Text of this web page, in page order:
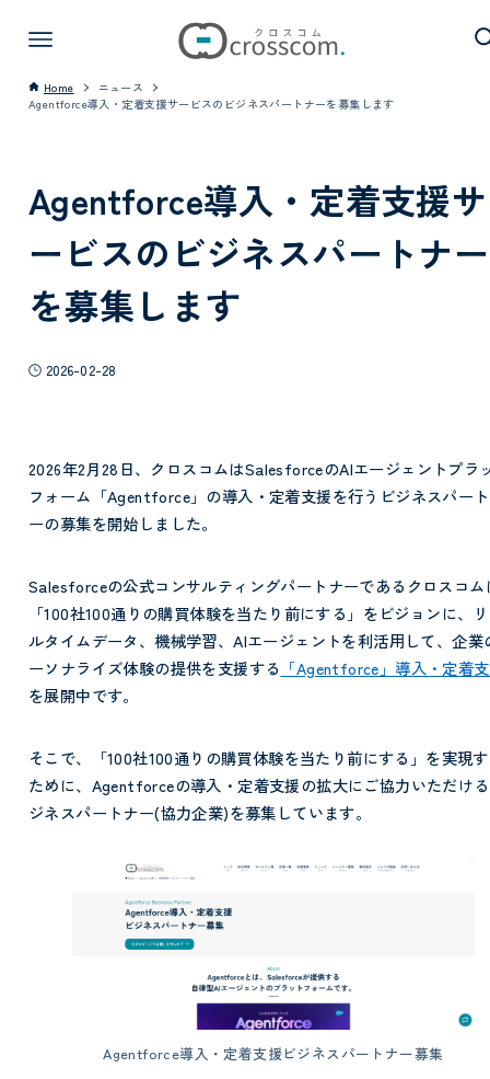
Home
ニュース
Agentforce導入・定着支援サービスのビジネスパートナーを募集します
Agentforce導入・定着支援サ
ービスのビジネスパートナー
を募集します
2026-02-28
2026年2月28日、クロスコムはSalesforceのAIエージェントプラ
フォーム「Agentforce」の導入・定着支援を行うビジネスパー
ーの募集を開始しました。
Salesforceの公式コンサルティングパートナーであるクロスコム
「100社100通りの購買体験を当たり前にする」をビジョンに、
ルタイムデータ、機械学習、AIエージェントを利活用して、企業
ーソナライズ体験の提供を支援する 「Agentforce」導入・定着
を展開中です。
そこで、「100社100通りの購買体験を当たり前にする」を実現
ために、Agentforceの導入・定着支援の拡大にご協力いただけ
ジネスパートナー(協力企業)を募集しています。
Agentforce導入・定着支援ビジネスパートナー募集